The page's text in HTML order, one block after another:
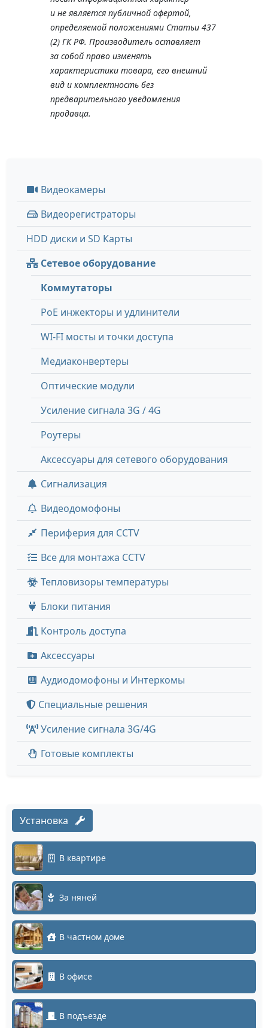
и не является публичной офертой,
определяемой положениями Статьи 437
(2) ГК РФ. Производитель оставляет
за собой право изменять
характеристики товара, его внешний
вид и комплектность без
предварительного уведомления
продавца.
Видеокамеры
Видеорегистраторы
HDD диски и SD Карты
Сетевое оборудование
Коммутаторы
PoE инжекторы и удлинители
WI-FI мосты и точки доступа
Медиаконвертеры
Оптические модули
Усиление сигнала 3G / 4G
Роутеры
Аксессуары для сетевого оборудования
Сигнализация
Видеодомофоны
Периферия для CCTV
Все для монтажа CCTV
Тепловизоры температуры
Блоки питания
Контроль доступа
Аксессуары
Аудиодомофоны и Интеркомы
Специальные решения
Усиление сигнала 3G/4G
Готовые комплекты
Установка
В квартире
За няней
В частном доме
В офисе
В подъезде